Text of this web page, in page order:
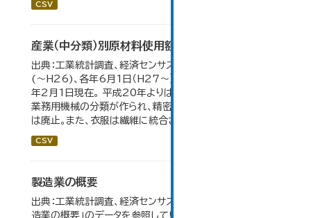
CSV
産業（中分類）別原材料使用額等の推移
出典：工業統計調査、経済センサス。 各年12月31日現在
(～H26)、各年6月1日（H27～）・平成23年のみ平成24
年2月1日現在。 平成20年よりはん用機械、生産用機械、
業務用機械の分類が作られ、精密機械、一般用機械の分類
は廃止。また、衣服は繊維に統合された。...
CSV
製造業の概要
出典：工業統計調査、経済センサス。 大仙市の統計「5-7 製
造業の概要」のデータを参照しています。 2007年以前は